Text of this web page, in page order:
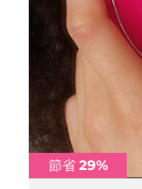
節省 29%
節省 29%
For
All
For
Dual
LED
Full-
保健品
NEW
專業治療
克羅埃西亞
賽普勒斯
捷克
丹麥